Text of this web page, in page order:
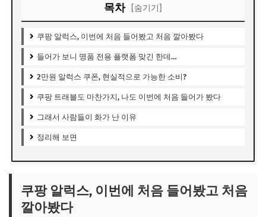
목차 [숨기기]
쿠팡 알럭스, 이번에 처음 들어봤고 처음 깔아봤다
들어가 보니 명품 전용 플랫폼 맞긴 한데…
2만원 알럭스 쿠폰, 현실적으로 가능한 소비?
쿠팡 트래블도 마찬가지, 나도 이번에 처음 들어가 봤다
그래서 사람들이 화가 난 이유
정리해 보면
쿠팡 알럭스, 이번에 처음 들어봤고 처음
깔아봤다